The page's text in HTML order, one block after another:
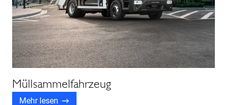
Müllsammelfahrzeug
Mehr lesen